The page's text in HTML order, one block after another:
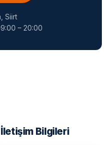
Siirt
– 20:00
Bilgileri